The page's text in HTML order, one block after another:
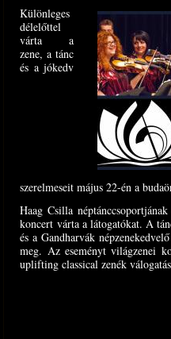
Különleges
délelőttel
várta a
zene, a tánc
és a jókedv
szerelmeseit május 22-én a
Haag Csilla
koncert várta a látogatókat. A
és a Gandharvák
meg. Az eseményt világzenei
uplifting classical zenék